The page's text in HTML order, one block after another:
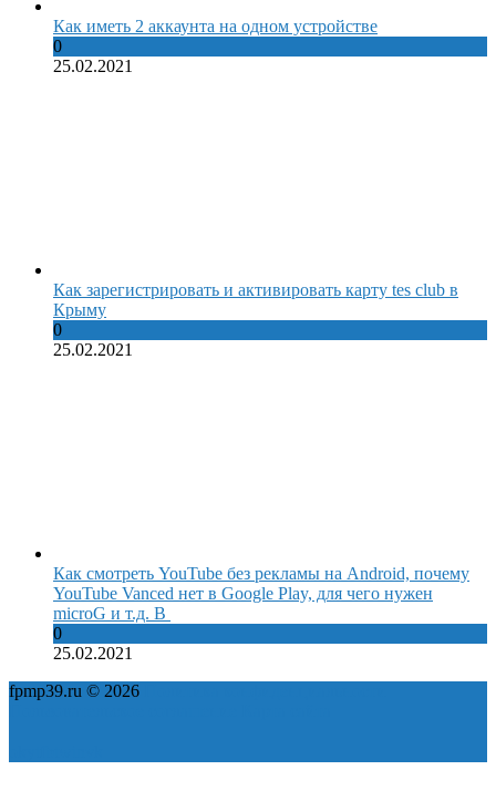
Как иметь 2 аккаунта на одном устройстве
0
25.02.2021
Как зарегистрировать и активировать карту tes club в
Крыму
0
25.02.2021
Как смотреть YouTube без рекламы на Android, почему
YouTube Vanced нет в Google Play, для чего нужен
microG и т.д. В
0
25.02.2021
fpmp39.ru © 2026